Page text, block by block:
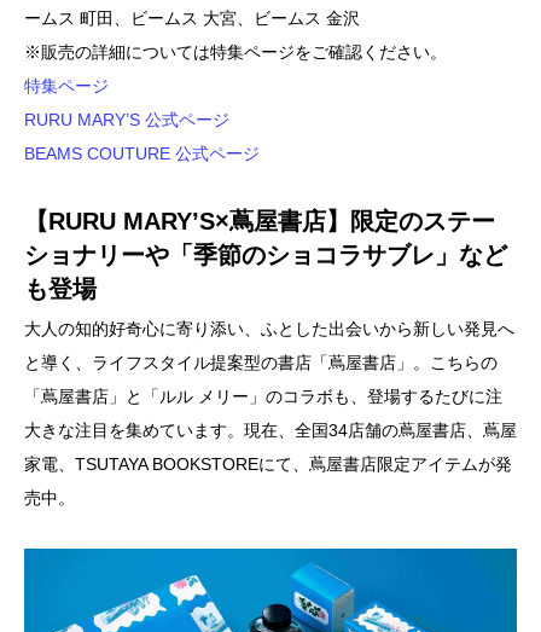
ームス 町田、ビームス 大宮、ビームス 金沢
※販売の詳細については特集ページをご確認ください。
特集ページ
RURU MARY’S 公式ページ
BEAMS COUTURE 公式ページ
【RURU MARY’S×蔦屋書店】限定のステー
ショナリーや「季節のショコラサブレ」など
も登場
大人の知的好奇心に寄り添い、ふとした出会いから新しい発見へ
と導く、ライフスタイル提案型の書店「蔦屋書店」。こちらの
「蔦屋書店」と「ルル メリー」のコラボも、登場するたびに注
大きな注目を集めています。現在、全国34店舗の蔦屋書店、蔦屋
家電、TSUTAYA BOOKSTOREにて、蔦屋書店限定アイテムが発
売中。